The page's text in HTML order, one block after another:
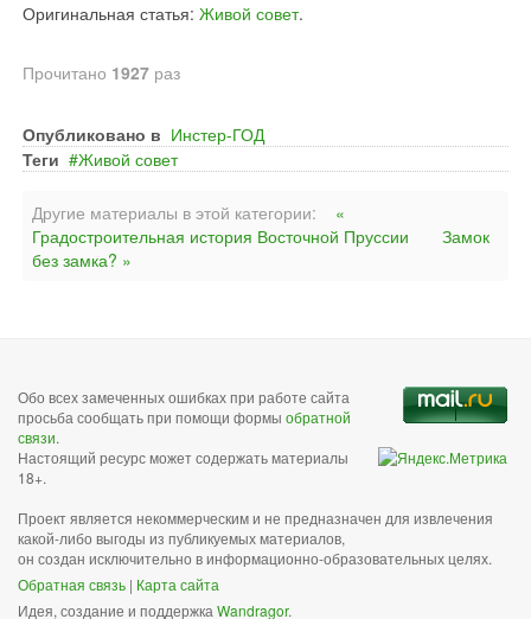
Оригинальная статья: Живой совет.
Прочитано 1927 раз
Опубликовано в Инстер-ГОД
Теги
Живой совет
Другие материалы в этой категории:
«
Градостроительная история Восточной Пруссии
Замок
без замка? »
Обо всех замеченных ошибках при работе сайта
просьба сообщать при помощи формы обратной
связи.
Настоящий ресурс может содержать материалы
18+.
Проект является некоммерческим и не предназначен для извлечения
какой-либо выгоды из публикуемых материалов,
он создан исключительно в информационно-образовательных целях.
Обратная связь | Карта сайта
Идея, создание и поддержка Wandragor.